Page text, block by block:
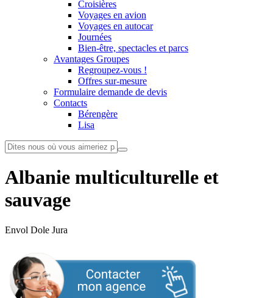
Croisières
Voyages en avion
Voyages en autocar
Journées
Bien-être, spectacles et parcs
Avantages Groupes
Regroupez-vous !
Offres sur-mesure
Formulaire demande de devis
Contacts
Bérengère
Lisa
Albanie multiculturelle et
sauvage
Envol Dole Jura